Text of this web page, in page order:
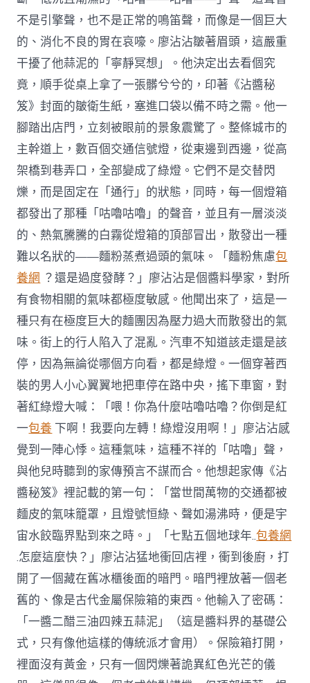
不是引擎聲，也不是正常的鳴笛聲，而像是一個巨大
的、消化不良的胃在哀嚎。廖沾沾皺著眉頭，這嚴重
干擾了他蒜泥的「寧靜冥想」。他決定出去看個究
竟，順手從桌上拿了一張髒兮兮的，印著《沾醬秘
笈》封面的皺衛生紙，塞進口袋以備不時之需。他一
腳踏出店門，立刻被眼前的景象震驚了。整條城市的
主幹道上，數百個交通信號燈，從東邊到西邊，從高
架橋到巷弄口，全部變成了綠燈。它們不是交替閃
爍，而是固定在「通行」的狀態，同時，每一個燈箱
都發出了那種「咕嚕咕嚕」的聲音，並且有一層淡淡
的、熱氣騰騰的白霧從燈箱的頂部冒出，散發出一種
難以名狀的——麵粉蒸煮過頭的氣味。「麵粉焦慮包
養網 ？還是過度發酵？」廖沾沾是個醬料學家，對所
有食物相關的氣味都極度敏感。他聞出來了，這是一
種只有在極度巨大的麵團因為壓力過大而散發出的氣
味。街上的行人陷入了混亂。汽車不知道該走還是該
停，因為無論從哪個方向看，都是綠燈。一個穿著西
裝的男人小心翼翼地把車停在路中央，搖下車窗，對
著紅綠燈大喊：「喂！你為什麼咕嚕咕嚕？你倒是紅
一包養 下啊！我要向左轉！綠燈沒用啊！」廖沾沾感
覺到一陣心悸。這種氣味，這種不祥的「咕嚕」聲，
與他兒時聽到的家傳預言不謀而合。他想起家傳《沾
醬秘笈》裡記載的第一句：「當世間萬物的交通都被
麵皮的氣味籠罩，且燈號恒綠、聲如湯沸時，便是宇
宙水餃臨界點到來之時。」「七點五個地球年..包養網
.怎麼這麼快？」廖沾沾猛地衝回店裡，衝到後廚，打
開了一個藏在舊冰櫃後面的暗門。暗門裡放著一個老
舊的、像是古代金屬保險箱的東西。他輸入了密碼：
「一醬二醋三油四辣五蒜泥」（這是醬料界的基礎公
式，只有像他這樣的傳統派才會用）。保險箱打開，
裡面沒有黃金，只有一個閃爍著詭異紅色光芒的儀